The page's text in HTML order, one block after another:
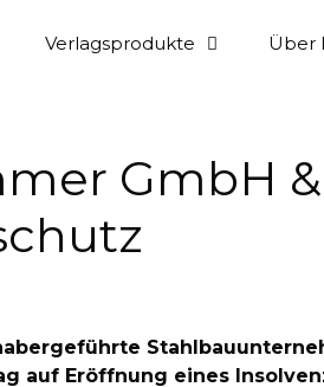
Verlagsprodukte Über
GmbH
auf Eröffnung eines